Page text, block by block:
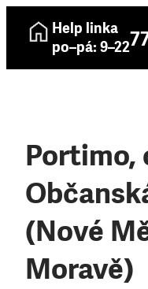
Help linka
po–pá: 9–22
Portimo,
(Nové
Moravě)